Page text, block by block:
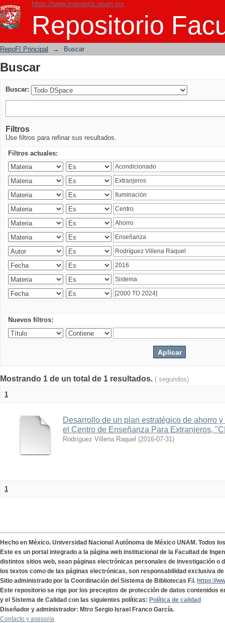
https://www.ingenieria.unam.mx
Repositorio
Buscar
RepoFI Principal → Buscar
Buscar
Buscar:
Filtros
Use filtros para refinar sus resultados.
Filtros actuales:
Nuevos filtros:
Mostrando 1 de un total de 1 resultados. ( segundos)
1
Desarrollo de un plan estratégico de ahorro
el Centro de Enseñanza Para Extranjeros,
Rodríguez Villena Raquel (2016-07-31)
1
Hecho en México. Universidad Nacional Autónoma de México UNAM. Todos
Este es un portal integrado a la página web institucional de la Facultad de
distintos sitios web, sean páginas electrónicas personales de investigación o
los textos como de las páginas electrónicas, son responsabilidad exclusiva
Sitio administrado por la Coordinación del Sistema de Bibliotecas F.I. https://
Este repositorio se rige por los preceptos de protección de datos contenidos
y el Sistema de Calidad con las siguientes políticas: Política de calidad
Diseñador y administrador: Mtro Sergio Israel Franco García.
Contacto y asesoría